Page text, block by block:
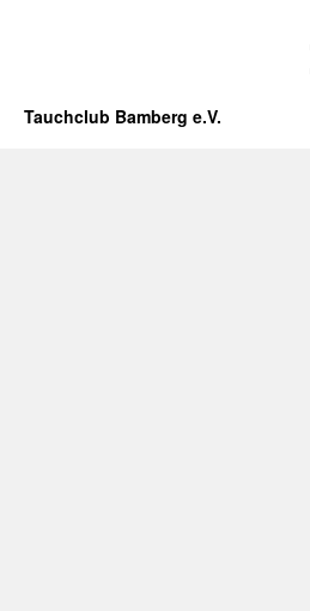
Tauchclub Bamberg e.V.